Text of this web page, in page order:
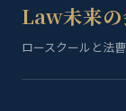
Law未来
ロースクールと法